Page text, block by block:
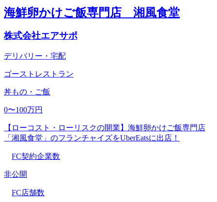
海鮮卵かけご飯専門店 湘風食堂
株式会社エアサポ
デリバリー・宅配
ゴーストレストラン
丼もの・ご飯
0〜100万円
【ローコスト・ローリスクの開業】海鮮卵かけご飯専門店
「湘風食堂」のフランチャイズをUberEatsに出店！
FC契約企業数
非公開
FC店舗数